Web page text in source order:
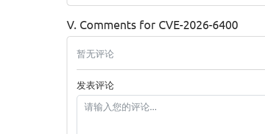
V. Comments for CVE-2026-6400
暂无评论
发表评论